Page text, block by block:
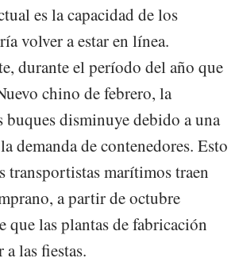
es la capacidad de los
volver a estar en línea.
durante el período del año que
chino de febrero, la
buques disminuye debido a una
demanda de contenedores. Esto
transportistas marítimos traen
a partir de octubre
que las plantas de fabricación
las fiestas.